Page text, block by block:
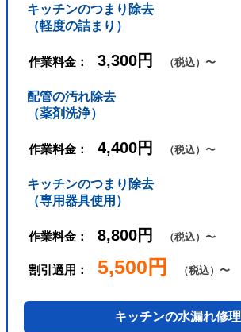
キッチンのつまり除去
（軽度の詰まり）
作業料金： 3,300円 （税込）〜
配管の汚れ除去
（薬剤洗浄）
作業料金： 4,400円 （税込）〜
キッチンのつまり除去
（専用器具使用）
作業料金： 8,800円 （税込）〜
割引適用： 5,500円 （税込）〜
キッチンの水漏れ修理